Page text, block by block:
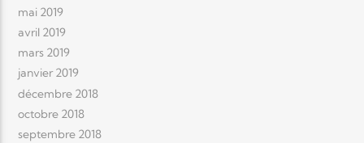
mai 2019
avril 2019
mars 2019
janvier 2019
décembre 2018
octobre 2018
septembre 2018